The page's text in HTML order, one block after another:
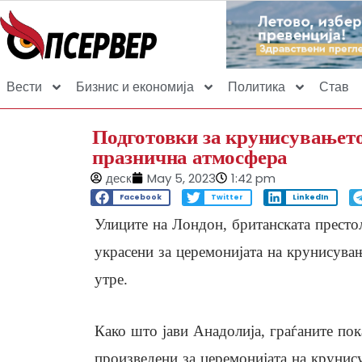
Вести Бизнис и економија Политика Став
Подготовки за
празнична атмосфера
деск May 5, 2023 1:42 pm
Facebook Twitter LinkedIn
Улиците на Лондон, британската
украсени за церемонијата на
утре.
Како што јави Анадолија, граѓаните
произведени за церемонијата на